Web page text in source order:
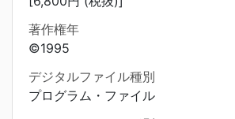
著作権年
©1995
デジタルファイル種別
プログラム・ファイル